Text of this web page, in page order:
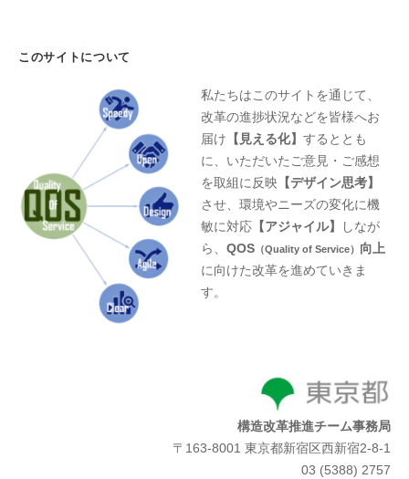
このサイトについて
私たちはこのサイトを通じて、
改革の進捗状況などを皆様へお
届け 【見える化】するととも
に、いただいたご意見・ご感想
を取組に反映 【デザイン思考】
させ、環境やニーズの変化に機
敏に対応 【アジャイル】
しなが
ら、QOS （Quality of Service） 向上
に向けた改革を進めていきま
す。
構造改革推進チーム事務局
〒163-8001 東京都新宿区西新宿2-8-1
03 (5388) 2757